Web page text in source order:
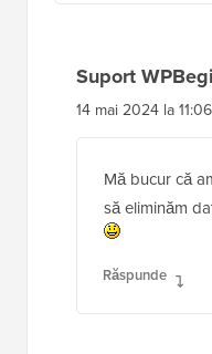
Suport
14 mai 2024 la 11:06
Mă bucur că
să eliminăm
Răspunde